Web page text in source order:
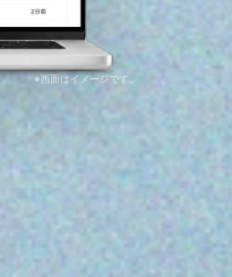
※画面はイメージです。